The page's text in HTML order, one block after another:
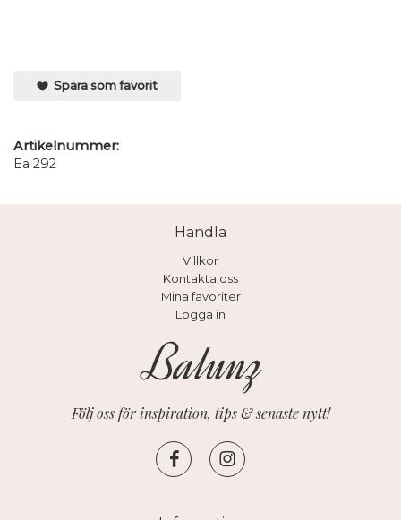
Spara som favorit
Artikelnummer:
Ea 292
Handla
Villkor
Kontakta oss
Mina favoriter
Logga in
Följ oss för inspiration, tips & senaste nytt!